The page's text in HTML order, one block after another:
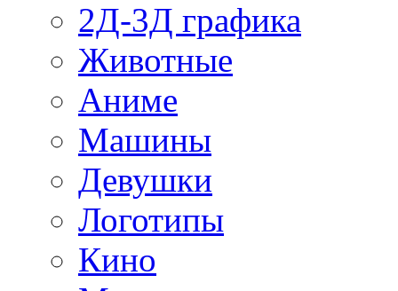
2Д-3Д графика
Животные
Аниме
Машины
Девушки
Логотипы
Кино